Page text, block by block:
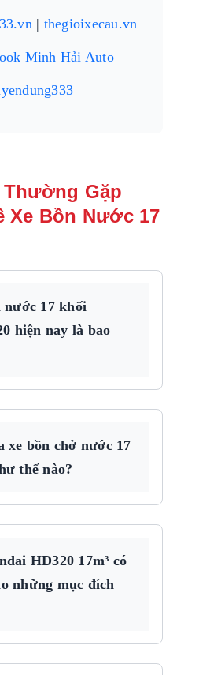
| thegioixecau.vn
Minh Hải Auto
Thường Gặp
Xe Bồn Nước 17
nước 17 khối
hiện nay là bao
xe bồn chở nước 17
thế nào?
HD320 17m³ có
những mục đích